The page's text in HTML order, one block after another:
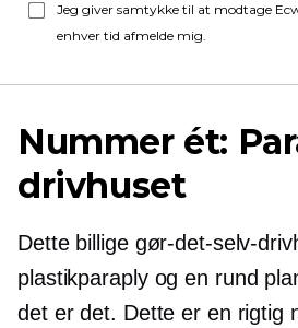
Jeg giver samtykke til at modtage
enhver tid afmelde mig.
Nummer ét:
drivhuset
Dette billige gør-det-selv-
plastikparaply og en rund
det er det. Dette er en rigtig